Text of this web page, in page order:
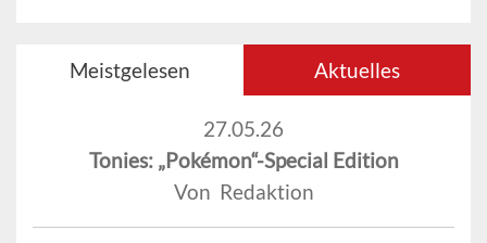
Meistgelesen Aktuelles
27.05.26
Tonies: „Pokémon“-Special Edition
Von Redaktion